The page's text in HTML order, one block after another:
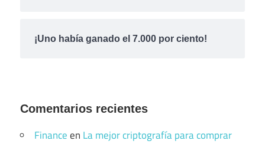
¡Uno había ganado el 7.000 por ciento!
Comentarios recientes
Financeen La mejor criptografía para comprar